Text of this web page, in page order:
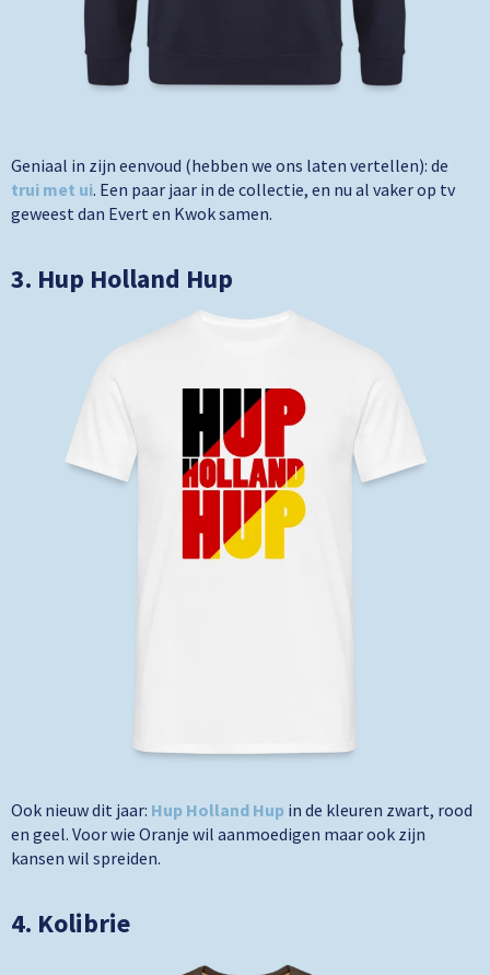
Geniaal in zijn eenvoud (hebben we ons laten vertellen): de
trui met ui. Een paar jaar in de collectie, en nu al vaker op tv
geweest dan Evert en Kwok samen.
3. Hup Holland Hup
Ook nieuw dit jaar: Hup Holland Hup in de kleuren zwart, rood
en geel. Voor wie Oranje wil aanmoedigen maar ook zijn
kansen wil spreiden.
4. Kolibrie